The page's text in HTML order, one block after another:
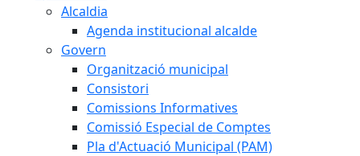
Alcaldia
Agenda institucional alcalde
Govern
Organització municipal
Consistori
Comissions Informatives
Comissió Especial de Comptes
Pla d'Actuació Municipal (PAM)